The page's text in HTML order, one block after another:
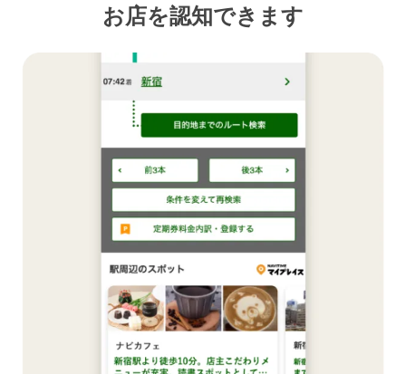
お店を認知できます